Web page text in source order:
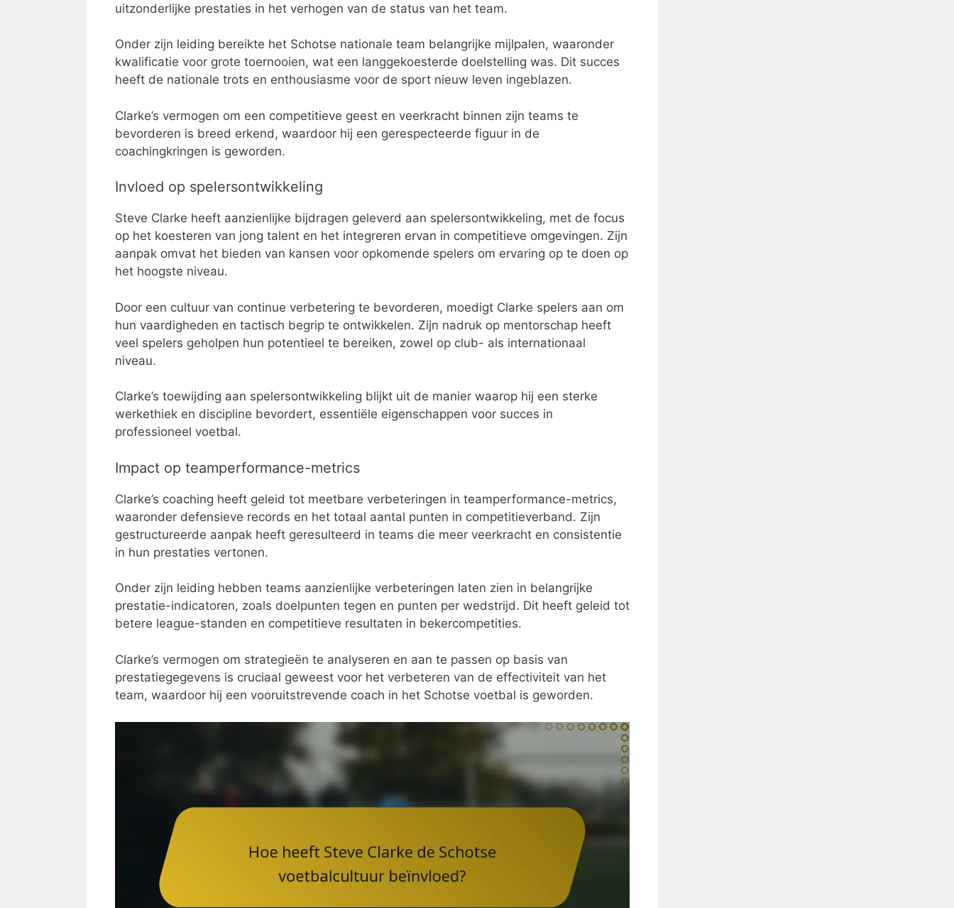
uitzonderlijke prestaties in het verhogen van de status van het team.
Onder zijn leiding bereikte het Schotse nationale team belangrijke mijlpalen, waaronder
kwalificatie voor grote toernooien, wat een langgekoesterde doelstelling was. Dit succes
heeft de nationale trots en enthousiasme voor de sport nieuw leven ingeblazen.
Clarke’s vermogen om een competitieve geest en veerkracht binnen zijn teams te
bevorderen is breed erkend, waardoor hij een gerespecteerde figuur in de
coachingkringen is geworden.
Invloed op spelersontwikkeling
Steve Clarke heeft aanzienlijke bijdragen geleverd aan spelersontwikkeling, met de focus
op het koesteren van jong talent en het integreren ervan in competitieve omgevingen. Zijn
aanpak omvat het bieden van kansen voor opkomende spelers om ervaring op te doen op
het hoogste niveau.
Door een cultuur van continue verbetering te bevorderen, moedigt Clarke spelers aan om
hun vaardigheden en tactisch begrip te ontwikkelen. Zijn nadruk op mentorschap heeft
veel spelers geholpen hun potentieel te bereiken, zowel op club- als internationaal
niveau.
Clarke’s toewijding aan spelersontwikkeling blijkt uit de manier waarop hij een sterke
werkethiek en discipline bevordert, essentiële eigenschappen voor succes in
professioneel voetbal.
Impact op teamperformance-metrics
Clarke’s coaching heeft geleid tot meetbare verbeteringen in teamperformance-metrics,
waaronder defensieve records en het totaal aantal punten in competitieverband. Zijn
gestructureerde aanpak heeft geresulteerd in teams die meer veerkracht en consistentie
in hun prestaties vertonen.
Onder zijn leiding hebben teams aanzienlijke verbeteringen laten zien in belangrijke
prestatie-indicatoren, zoals doelpunten tegen en punten per wedstrijd. Dit heeft geleid tot
betere league-standen en competitieve resultaten in bekercompetities.
Clarke’s vermogen om strategieën te analyseren en aan te passen op basis van
prestatiegegevens is cruciaal geweest voor het verbeteren van de effectiviteit van het
team, waardoor hij een vooruitstrevende coach in het Schotse voetbal is geworden.